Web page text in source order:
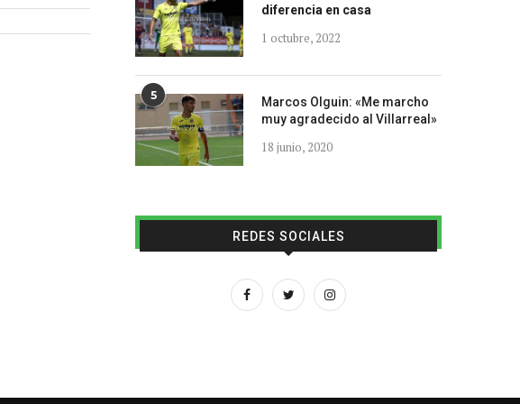
diferencia en casa
1 octubre, 2022
5
Marcos Olguin: «Me marcho
muy agradecido al Villarreal»
18 junio, 2020
REDES SOCIALES